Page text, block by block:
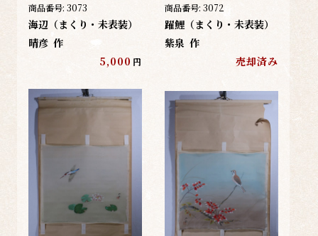
商品番号: 3073
海辺（まくり・未表装）
晴彦 作
5,000 円
商品番号: 3072
躍鯉（まくり・未表装）
紫泉 作
売却済み